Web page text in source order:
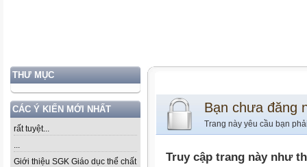
THƯ MỤC
CÁC Ý KIẾN MỚI NHẤT
rất tuyệt...
...
Giới thiệu SGK Giáo dục thể chất
Bạn chưa đăng
Trang này yêu cầu bạn
Truy cập trang này như